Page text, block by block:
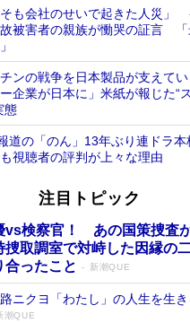
そも会社のせいで起きた人災」
被害者の親族が慟哭の証言 「
チンの戦争を日本製品が支えて
企業が日本に」米紙が報じた“
態
道の「のん」13年ぶり連ドラ
視聴者の評判が上々な理由
注目トピック
vs検察官！ あの国策捜査
捜取調室で対峙した因縁の
合ったこと
新潮QUE
ニクヨ「わたし」の人生を生
潮QUE